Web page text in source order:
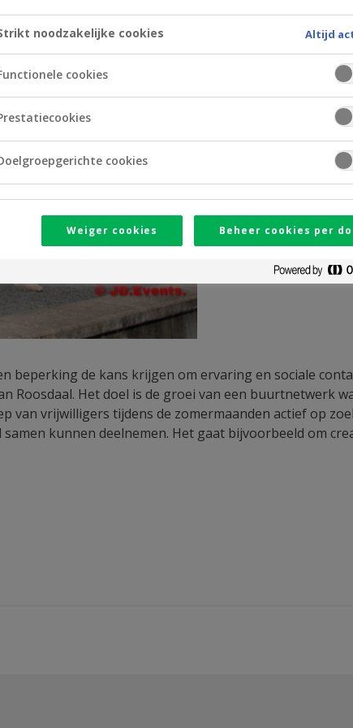
beperking de kans krijgen om ervaring en sociale
Roosdaal. Het doel is de groei van een buurtnetwerk
van vrijwilligers tijdens de zomermaanden actief op
kunnen deelnemen. Het gaat bijvoorbeeld om
noodzakelijke cookies Altijd
cookies
cookies
Weiger cookies Beheer cookies per